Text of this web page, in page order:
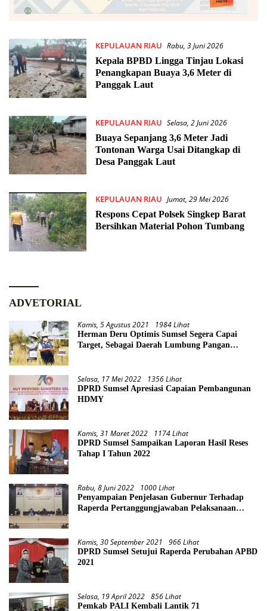
KEPULAUAN RIAU Rabu, 3 Juni 2026
Kepala BPBD Lingga Tinjau Lokasi
Penangkapan Buaya 3,6 Meter di
Panggak Laut
KEPULAUAN RIAU Selasa, 2 Juni 2026
Buaya Sepanjang 3,6 Meter Jadi
Tontonan Warga Usai Ditangkap di
Desa Panggak Laut
KEPULAUAN RIAU Jumat, 29 Mei 2026
Respons Cepat Polsek Singkep Barat
Bersihkan Material Pohon Tumbang
ADVETORIAL
Kamis, 5 Agustus 2021 1984 Lihat
Herman Deru Optimis Sumsel Segera Capai
Target, Sebagai Daerah Lumbung Pangan
Selasa, 17 Mei 2022 1356 Lihat
DPRD Sumsel Apresiasi Capaian Pembangunan
HDMY
Kamis, 31 Maret 2022 1174 Lihat
DPRD Sumsel Sampaikan Laporan Hasil Reses
Tahap I Tahun 2022
Rabu, 8 Juni 2022 1000 Lihat
Penyampaian Penjelasan Gubernur Terhadap
Raperda Pertanggungjawaban Pelaksanaan
Kamis, 30 September 2021 966 Lihat
DPRD Sumsel Setujui Raperda Perubahan APBD
2021
Selasa, 19 April 2022 856 Lihat
Pemkab PALI Kembali Lantik 71